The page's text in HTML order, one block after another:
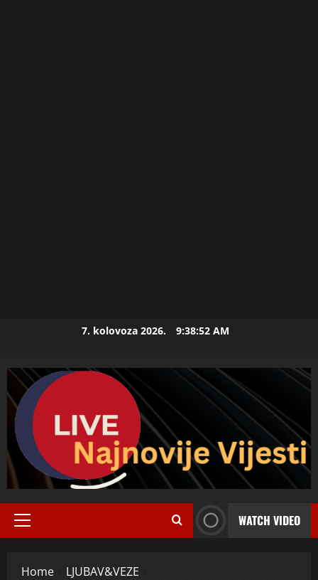
7. kolovoza 2026. 9:38:53 AM
Primary
WATCH VIDEO
Home
LJUBAV&VEZE